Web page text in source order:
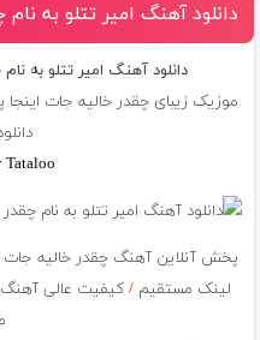
دانلود آهنگ امیر تتلو به
دانلود آهنگ امیر تتلو به
موزیک زیبای چقدر خالیه جات اینجا
پخش آنلاین آهنگ چقدر خالیه جات
لینک مستقیم/ کیفیت عالی آهنگ